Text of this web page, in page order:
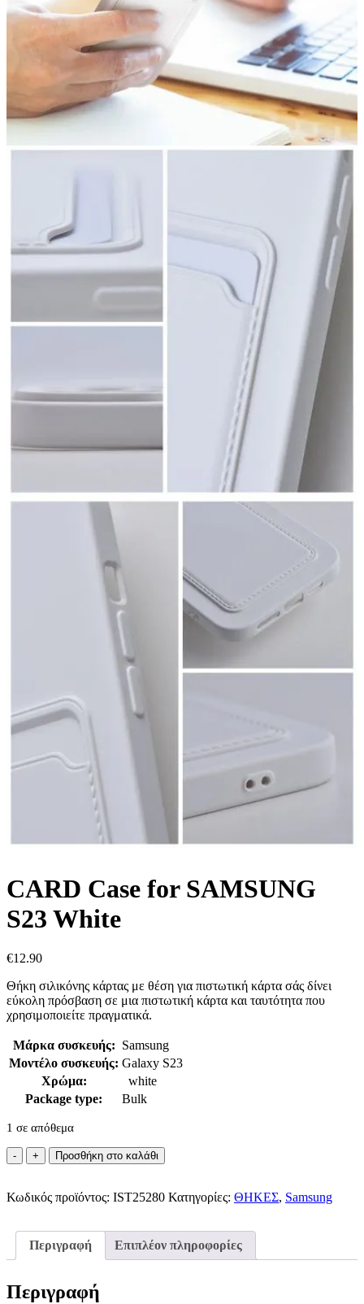
CARD Case for SAMSUNG
S23 White
€12.90
Θήκη σιλικόνης κάρτας με θέση για πιστωτική κάρτα σάς δίνει
εύκολη πρόσβαση σε μια πιστωτική κάρτα και ταυτότητα που
χρησιμοποιείτε πραγματικά.
Μάρκα συσκευής: Samsung
Μοντέλο συσκευής: Galaxy S23
Χρώμα:
white
Package type:
Bulk
1 σε απόθεμα
CARD
Case
SAMSUNG
ποσότητα
Προσθήκη στο καλάθι
Κωδικός προϊόντος: IST25280 Κατηγορίες: ΘΗΚΕΣ, Samsung
Περιγραφή Επιπλέον πληροφορίες
Περιγραφή